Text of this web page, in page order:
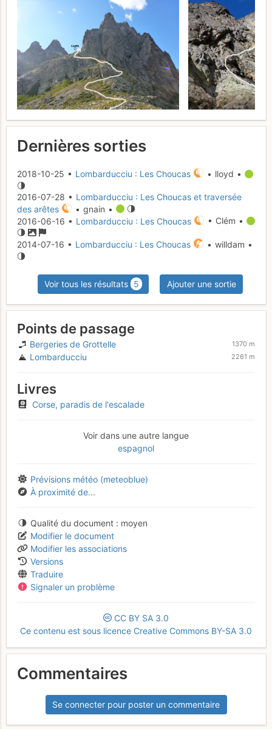
Dernières sorties
2018-10-25 • Lombarducciu : Les Choucas • lloyd •
2016-07-28 • Lombarducciu : Les Choucas et traversée
des arêtes
• gnain •
2016-06-16 • Lombarducciu : Les Choucas • Clém •
2014-07-16 • Lombarducciu : Les Choucas • willdam •
Voir tous les résultats 5 Ajouter une sortie
Points de passage
Bergeries de Grottelle 1370 m
Lombarducciu 2261 m
Livres
Corse, paradis de l'escalade
Voir dans une autre langue
espagnol
Prévisions météo (meteoblue)
À proximité de...
Qualité du document
moyen
Modifier le document
Modifier les associations
Versions
Traduire
Signaler un problème
CC BY SA 3.0
Ce contenu est sous licence Creative Commons BY-SA 3.0
Commentaires
Se connecter pour poster un commentaire